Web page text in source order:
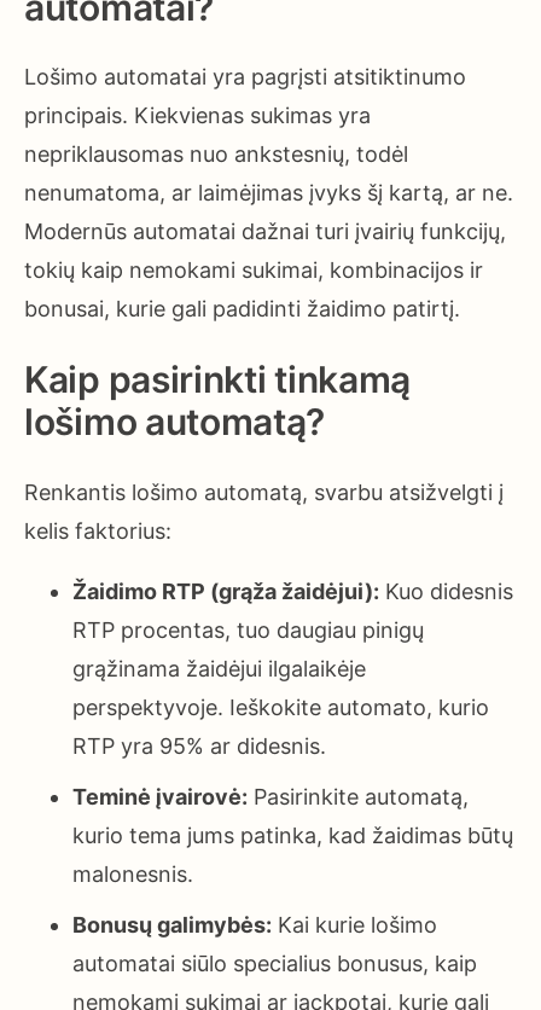
Lošimo automatai yra pagrįsti atsitiktinumo
principais. Kiekvienas sukimas yra
nepriklausomas nuo ankstesnių, todėl
nenumatoma, ar laimėjimas įvyks šį kartą, ar ne.
Modernūs automatai dažnai turi įvairių funkcijų,
tokių kaip nemokami sukimai, kombinacijos ir
bonusai, kurie gali padidinti žaidimo patirtį.
Kaip pasirinkti tinkamą
lošimo automatą?
Renkantis lošimo automatą, svarbu atsižvelgti į
kelis faktorius:
Žaidimo RTP (grąža žaidėjui): Kuo didesnis
RTP procentas, tuo daugiau pinigų
grąžinama žaidėjui ilgalaikėje
perspektyvoje. Ieškokite automato, kurio
RTP yra 95% ar didesnis.
Teminė įvairovė: Pasirinkite automatą,
kurio tema jums patinka, kad žaidimas būtų
malonesnis.
Bonusų galimybės: Kai kurie lošimo
automatai siūlo specialius bonusus, kaip
nemokami sukimai ar jackpotai, kurie gali